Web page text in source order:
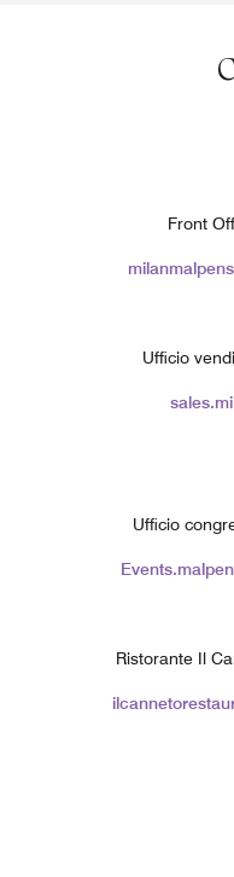
Front
Ufficio
Ufficio
Ristorante Il